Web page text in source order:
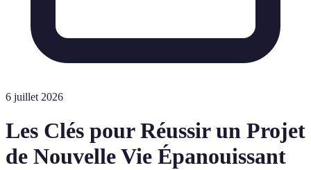
6 juillet 2026
Les Clés pour Réussir un Projet
de Nouvelle Vie Épanouissant